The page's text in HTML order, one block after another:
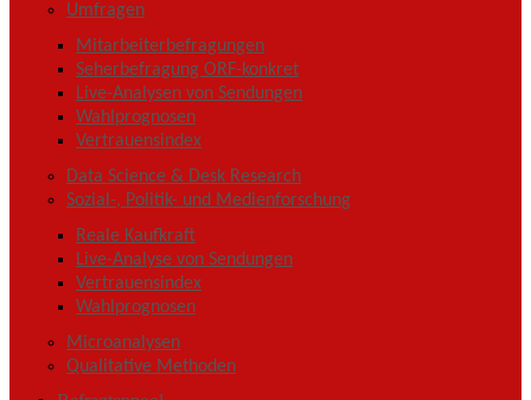
Umfragen
Mitarbeiterbefragungen
Seherbefragung ORF-konkret
Live-Analysen von Sendungen
Wahlprognosen
Vertrauensindex
Data Science & Desk Research
Sozial-, Politik- und Medienforschung
Reale Kaufkraft
Live-Analyse von Sendungen
Vertrauensindex
Wahlprognosen
Microanalysen
Qualitative Methoden